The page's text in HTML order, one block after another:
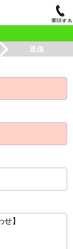
電話する
送信